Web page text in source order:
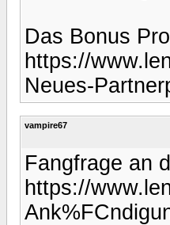
Das Bonus
https://
Neues-
vampire67
Fangfrage an
https://